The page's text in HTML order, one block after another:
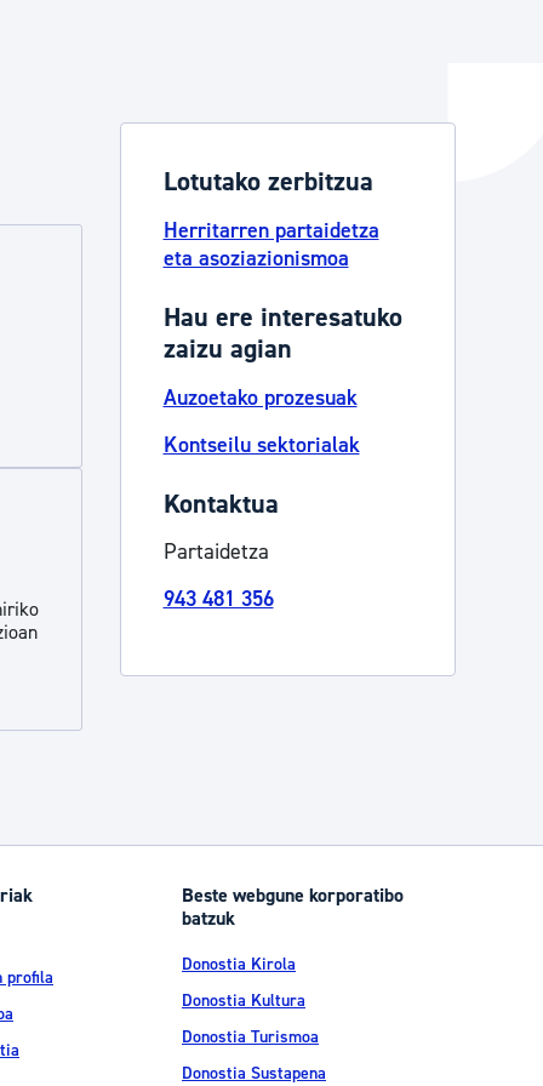
eta bizikidetza
Tramitaziorako laguntza
Lotutako zerbitzua
Herritarren partaidetza
eta asoziazionismoa
Hau ere interesatuko
zaizu agian
Auzoetako prozesuak
Kontseilu sektorialak
Kontaktua
Partaidetza
943 481 356
profila
Beste webgune korporatibo
batzuk
Donostia Kirola
Donostia Kultura
Donostia Turismoa
Donostia Sustapena